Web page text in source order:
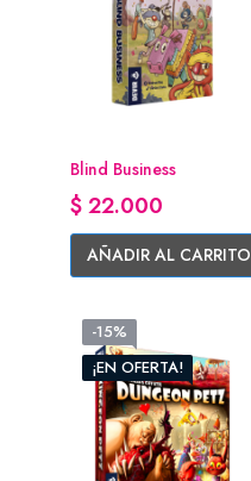
Blind Business
Precio
$ 22.000
AÑADIR AL CARRITO
¡EN OFERTA!
-15%